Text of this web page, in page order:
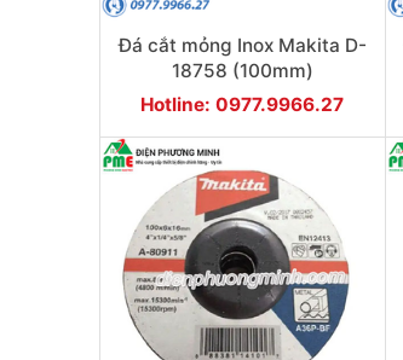
Đá cắt mỏng Inox Makita D-
18758 (100mm)
Hotline: 0977.9966.27